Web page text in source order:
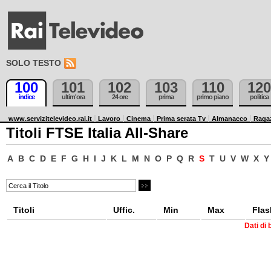
SOLO TESTO
100
indice
101
ultim'ora
102
24 ore
103
prima
110
primo piano
120
politica
www.servizitelevideo.rai.it Lavoro Cinema Prima serata Tv Almanacco
Titoli FTSE Italia All-Share
A B C D E F G H I J K L M N O P Q R S T U V W X Y
Titoli Uffic. Min Max
Dati di